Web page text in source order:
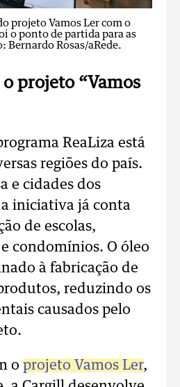
projeto Vamos Ler com o
o ponto de partida para as
Bernardo Rosas/aRede.
projeto “Vamos
ReaLiza está
regiões do país.
e cidades dos
a iniciativa já conta
de escolas,
condomínios. O óleo
à fabricação de
reduzindo os
causados pelo
o projeto Vamos Ler,